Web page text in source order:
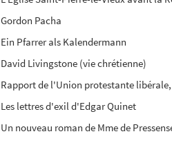
Gordon Pacha
Ein Pfarrer als Kalendermann
David Livingstone (vie chrétienne)
Rapport de l'Union protestante libérale,
Les lettres d'exil d'Edgar Quinet
Un nouveau roman de Mme de